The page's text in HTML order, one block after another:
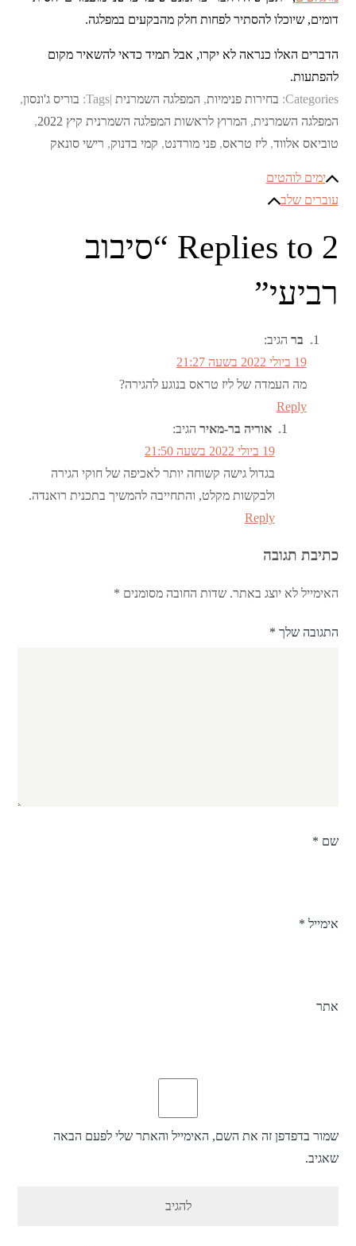
דומים, שיוכלו להסתיר לפחות חלק מהבקעים במפלגה.
הדברים האלו כנראה לא יקרו, אבל תמיד כדאי להשאיר מקום
להפתעות.
Categories: בחירות פנימיות, המפלגה השמרנית Tags: בוריס ג'ונסון,
המפלגה השמרנית, המרוץ לראשות המפלגה השמרנית קיץ 2022
,
טוביאס אלווד,ליז טראס,פני מורדנט, קמי בדנוק, רישי סונאק
ניווט
ימים לוהטים
עוברים שלב
2 Replies to “סיבוב
רביעי”
בר הגיב:
19 ביולי 2022 בשעה 21:27
מה העמדה של ליז טראס בנוגע להגירה?
Reply
אוריה בר-מאיר הגיב:
19 ביולי 2022 בשעה 21:50
בגדול גישה קשוחה יותר לאכיפה של חוקי הגירה
ולבקשות מקלט, והתחייבה להמשיך בתכנית רואנדה.
Reply
כתיבת תגובה
האימייל לא יוצג באתר. שדות החובה מסומנים *
התגובה שלך *
שם *
אימייל *
אתר
שמור בדפדפן זה את השם, האימייל והאתר שלי לפעם הבאה
שאגיב.